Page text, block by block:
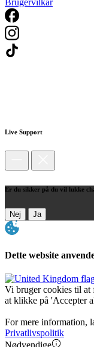
Live Support
Er du sikker på du vil lukke
Nej Ja
Dette website
Vi bruger cookies til at
at klikke på 'Accepter
For mere information,
Privatlivspolitik